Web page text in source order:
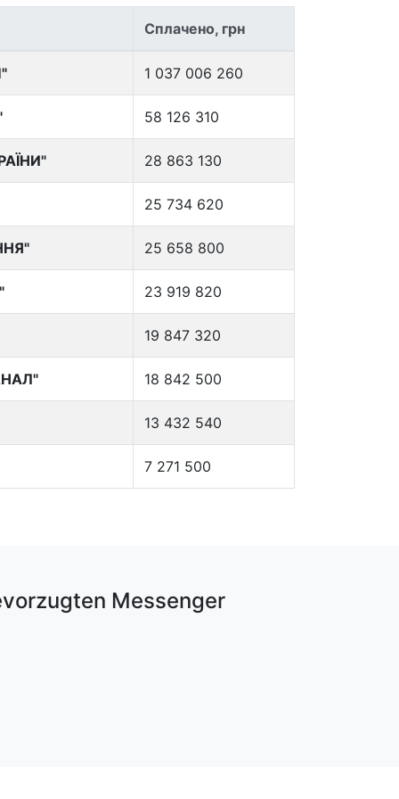
Сплачено, грн
1 037 006 260
58 126 310
28 863 130
25 734 620
25 658 800
23 919 820
19 847 320
18 842 500
13 432 540
7 271 500
Messenger